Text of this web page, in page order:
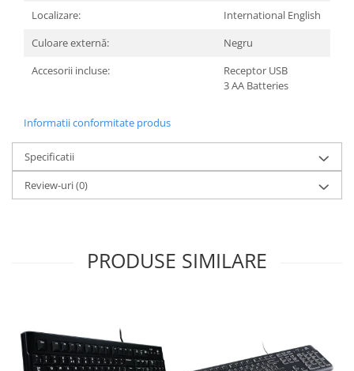
Localizare:
International English
Culoare externă:
Negru
Accesorii incluse:
Receptor USB
3 AA Batteries
Informatii conformitate produs
Specificatii
Review-uri(0)
PRODUSE SIMILARE